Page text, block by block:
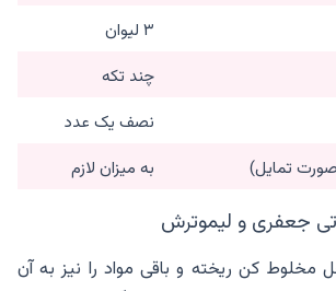
۳ لیوان
چند تکه
نصف یک عدد
تمایل)
به میزان لازم
جعفری و لیموترش
مخلوط کن ریخته و باقی مواد را نیز به آن